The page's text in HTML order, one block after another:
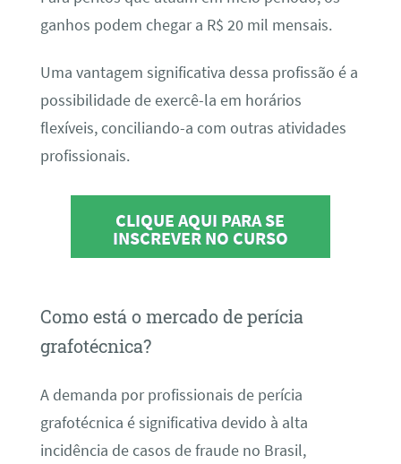
ganhos podem chegar a R$ 20 mil mensais.
Uma vantagem significativa dessa profissão é a
possibilidade de exercê-la em horários
flexíveis, conciliando-a com outras atividades
profissionais.
CLIQUE AQUI PARA SE
INSCREVER NO CURSO
Como está o mercado de perícia
grafotécnica?
A demanda por profissionais de perícia
grafotécnica é significativa devido à alta
incidência de casos de fraude no Brasil,